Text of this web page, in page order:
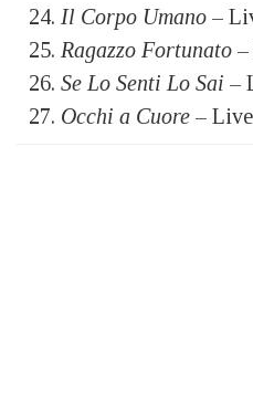
Il Corpo Umano –
Ragazzo Fortunato
Se Lo Senti Lo Sai –
Occhi a Cuore –